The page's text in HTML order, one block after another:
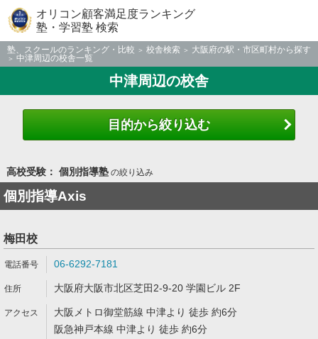
オリコン顧客満足度ランキング
塾・学習塾 検索
塾、スクールのランキング・比較 校舎検索
大阪府の駅・市区町村から探す
中津周辺の校舎一覧
中津周辺の校舎
目的から絞り込む
高校受験： 個別指導塾の絞り込み
個別指導Axis
梅田校
06-6292-7181
大阪府大阪市北区芝田2-9-20 学園ビル 2F
大阪メトロ御堂筋線 中津より 徒歩 約6分
阪急神戸本線 中津より 徒歩 約6分